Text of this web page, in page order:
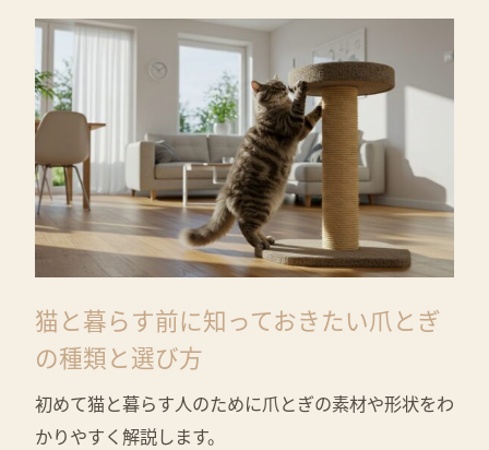
猫と暮らす前に知っておきたい爪とぎ
の種類と選び方
初めて猫と暮らす人のために爪とぎの素材や形状をわ
かりやすく解説します。